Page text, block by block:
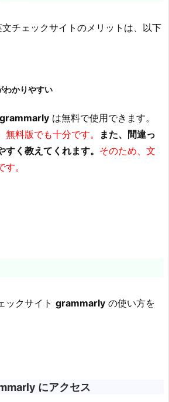
文チェックサイトのメリットは、以下
わかりやすい
grammarly は無料で使用できます。
料版でも十分です。
また、間違っ
く教えてくれます。 そのため、文
。
ックサイト grammarly の使い方を
にアクセス